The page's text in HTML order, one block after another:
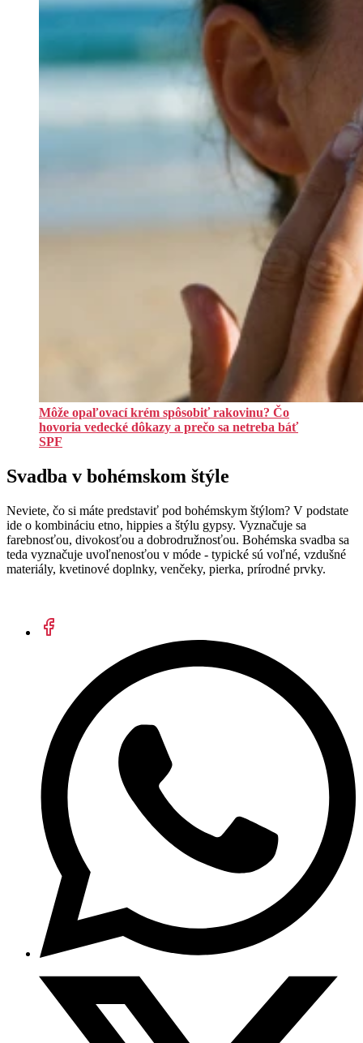
Môže opaľovací krém spôsobiť rakovinu? Čo
hovoria vedecké dôkazy a prečo sa netreba báť
SPF
Svadba v bohémskom štýle
Neviete, čo si máte predstaviť pod bohémskym štýlom? V podstate
ide o kombináciu etno, hippies a štýlu gypsy. Vyznačuje sa
farebnosťou, divokosťou a dobrodružnosťou. Bohémska svadba sa
teda vyznačuje uvoľnenosťou v móde - typické sú voľné, vzdušné
materiály, kvetinové doplnky, venčeky, pierka, prírodné prvky.